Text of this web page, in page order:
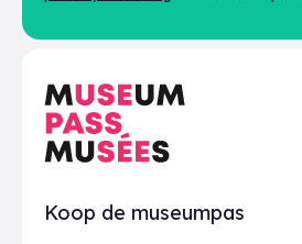
Praktisch
Koop de museumpas